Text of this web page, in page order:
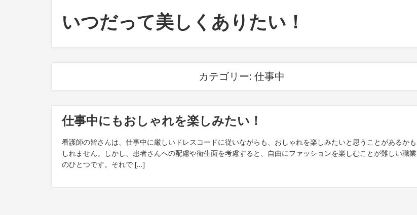
いつだって美しくありたい！
カテゴリー: 仕事中
仕事中にもおしゃれを楽しみたい！
看護師の皆さんは、仕事中に厳しいドレスコードに従いながらも、おしゃれを楽しみたいと思うことがあるかも
しれません。しかし、患者さんへの配慮や衛生面を考慮すると、自由にファッションを楽しむことが難しい職業
のひとつです。それで […]